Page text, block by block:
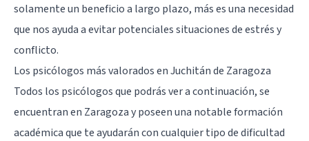
solamente un beneficio a largo plazo, más es una necesidad
que nos ayuda a evitar potenciales situaciones de estrés y
conflicto.
Los psicólogos más valorados en Juchitán de Zaragoza
Todos los psicólogos que podrás ver a continuación, se
encuentran en Zaragoza y poseen una notable formación
académica que te ayudarán con cualquier tipo de dificultad